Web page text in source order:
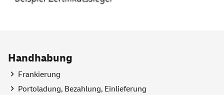
Handhabung
Frankierung
Portoladung, Bezahlung, Einlieferung